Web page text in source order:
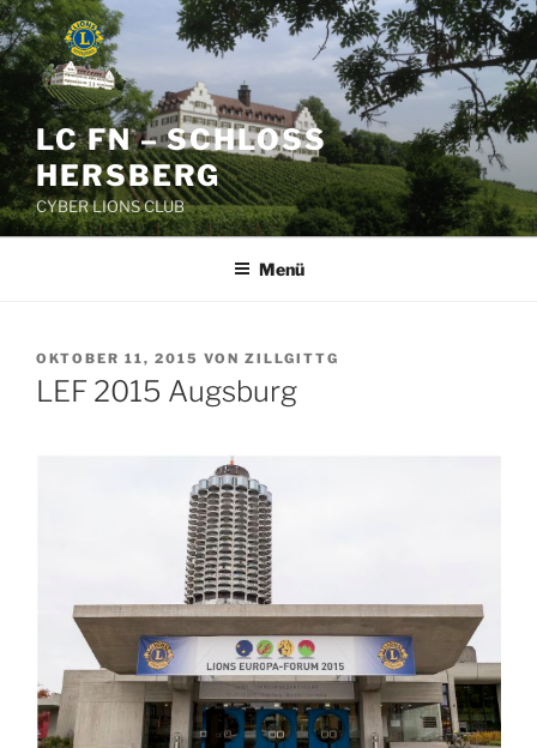
Zum
Inhalt
springen
LC FN – SCHLOSS
HERSBERG
CYBER LIONS CLUB
Menü
VERÖFFENTLICHT
AM
OKTOBER 11, 2015 VON ZILLGITTG
LEF 2015 Augsburg